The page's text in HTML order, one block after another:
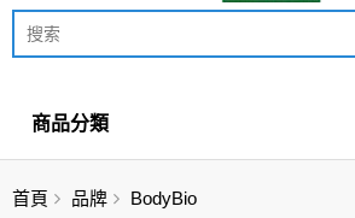
商品分類
首頁 品牌 BodyBio